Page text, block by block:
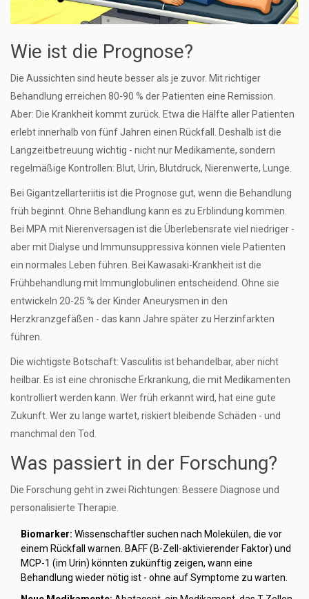
Wie ist die Prognose?
Die Aussichten sind heute besser als je zuvor. Mit richtiger
Behandlung erreichen 80-90 % der Patienten eine Remission.
Aber: Die Krankheit kommt zurück. Etwa die Hälfte aller Patienten
erlebt innerhalb von fünf Jahren einen Rückfall. Deshalb ist die
Langzeitbetreuung wichtig - nicht nur Medikamente, sondern
regelmäßige Kontrollen: Blut, Urin, Blutdruck, Nierenwerte, Lunge.
Bei Gigantzellarteriitis ist die Prognose gut, wenn die Behandlung
früh beginnt. Ohne Behandlung kann es zu Erblindung kommen.
Bei MPA mit Nierenversagen ist die Überlebensrate viel niedriger -
aber mit Dialyse und Immunsuppressiva können viele Patienten
ein normales Leben führen. Bei Kawasaki-Krankheit ist die
Frühbehandlung mit Immunglobulinen entscheidend. Ohne sie
entwickeln 20-25 % der Kinder Aneurysmen in den
Herzkranzgefäßen - das kann Jahre später zu Herzinfarkten
führen.
Die wichtigste Botschaft: Vasculitis ist behandelbar, aber nicht
heilbar. Es ist eine chronische Erkrankung, die mit Medikamenten
kontrolliert werden kann. Wer früh erkannt wird, hat eine gute
Zukunft. Wer zu lange wartet, riskiert bleibende Schäden - und
manchmal den Tod.
Was passiert in der Forschung?
Die Forschung geht in zwei Richtungen: Bessere Diagnose und
personalisierte Therapie.
Biomarker: Wissenschaftler suchen nach Molekülen, die vor
einem Rückfall warnen. BAFF (B-Zell-aktivierender Faktor) und
MCP-1 (im Urin) könnten zukünftig zeigen, wann eine
Behandlung wieder nötig ist - ohne auf Symptome zu warten.